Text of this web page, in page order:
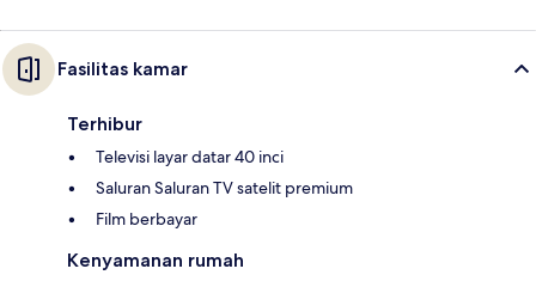
Fasilitas kamar
Terhibur
Televisi layar datar 40 inci
Saluran Saluran TV satelit premium
Film berbayar
Kenyamanan rumah